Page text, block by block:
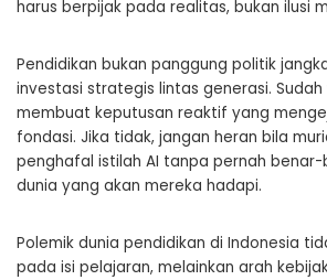
harus berpijak pada realitas, bukan ilusi
Pendidikan bukan panggung politik
investasi strategis lintas generasi.
membuat keputusan reaktif yang
fondasi. Jika tidak, jangan heran bila
penghafal istilah AI tanpa pernah
dunia yang akan mereka hadapi.
Polemik dunia pendidikan di Indonesia
pada isi pelajaran, melainkan arah